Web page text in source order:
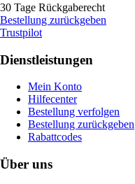
30 Tage Rückgaberecht
Bestellung zurückgeben
Trustpilot
Dienstleistungen
Mein Konto
Hilfecenter
Bestellung verfolgen
Bestellung zurückgeben
Rabattcodes
Über uns